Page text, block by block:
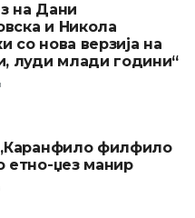
на Дани
и Никола
со нова верзија на
луди млади години“
филфило
етно-џез манир